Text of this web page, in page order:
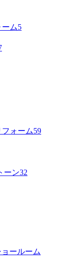
ム5
ォーム59
ーン32